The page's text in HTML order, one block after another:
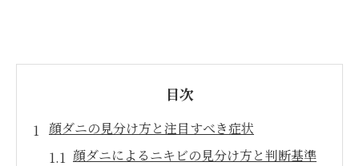
目次
顔ダニの見分け方と注目すべき症状
顔ダニによるニキビの見分け方と判断基準